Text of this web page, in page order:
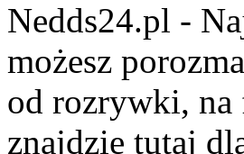
Nedds24.pl -
możesz
od rozrywki, na
znajdzie tutaj